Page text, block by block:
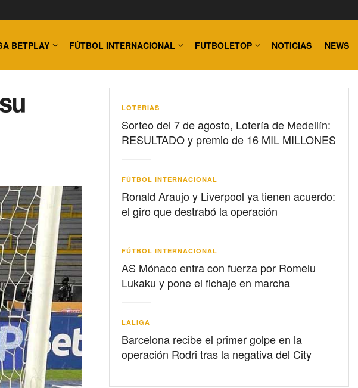
BETPLAY FÚTBOL INTERNACIONAL FUTBOLETOP NOTICIAS NEWS
LOTERIAS
Sorteo del 7 de agosto, Lotería de Medellín:
RESULTADO y premio de 16 MIL MILLONES
FÚTBOL INTERNACIONAL
Ronald Araujo y Liverpool ya tienen acuerdo:
el giro que destrabó la operación
FÚTBOL INTERNACIONAL
AS Mónaco entra con fuerza por Romelu
Lukaku y pone el fichaje en marcha
LALIGA
Barcelona recibe el primer golpe en la
operación Rodri tras la negativa del City